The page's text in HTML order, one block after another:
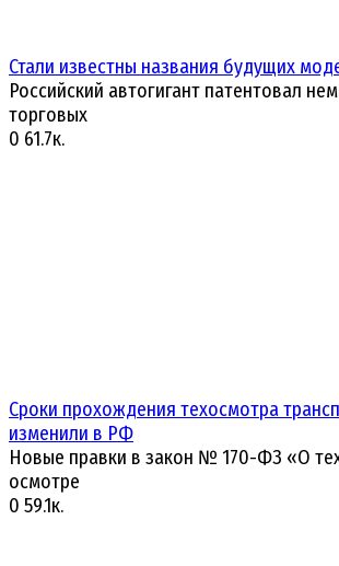
Стали известны названия будущих
Российский автогигант патентовал
торговых
0 61.7к.
Сроки прохождения техосмотра
изменили в РФ
Новые правки в закон № 170-ФЗ «О
осмотре
0 59.1к.